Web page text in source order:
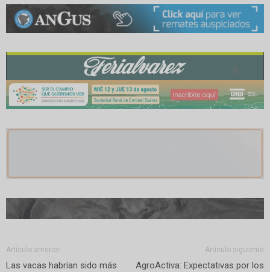
Artículo anterior
Las vacas habrían sido más
Artículo siguiente
AgroActiva: Expectativas por los